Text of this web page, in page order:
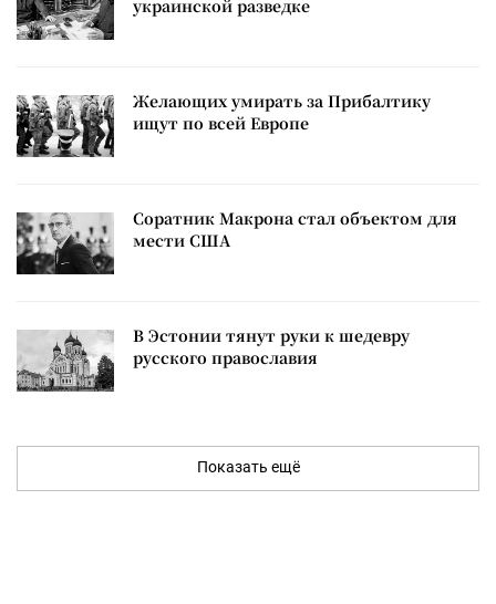
украинской разведке
Желающих умирать за Прибалтику
ищут по всей Европе
Соратник Макрона стал объектом для
мести США
В Эстонии тянут руки к шедевру
русского православия
Показать ещё